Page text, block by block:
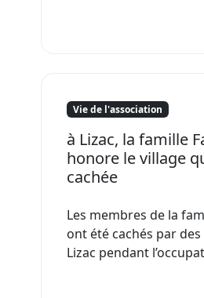
Vie de l'association
à Lizac, la famille
honore le village
cachée
Les membres de la
ont été cachés par
Lizac pendant